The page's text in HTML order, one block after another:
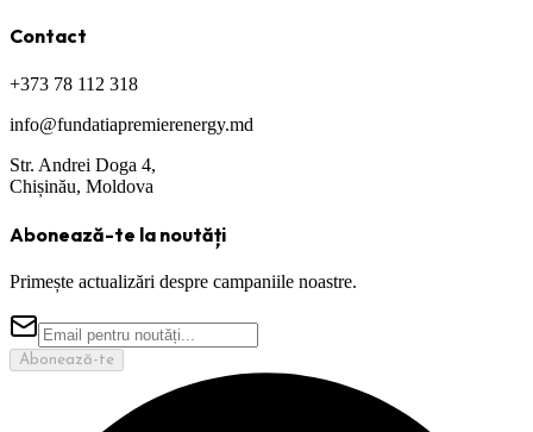
Contact
+373 78 112 318
info@fundatiapremierenergy.md
Str. Andrei Doga 4,
Chișinău, Moldova
Abonează-te la noutăți
Primește actualizări despre campaniile noastre.
Abonează-te